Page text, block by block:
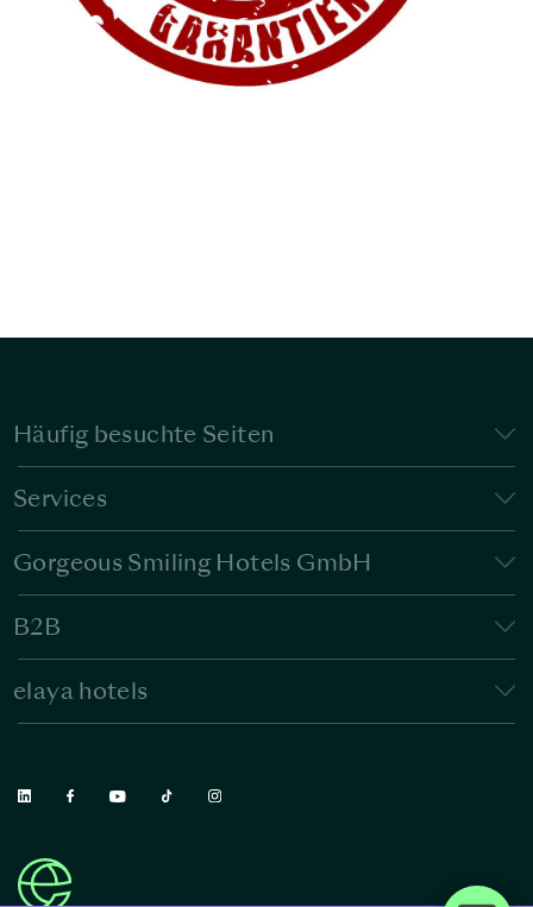
Häufig besuchte Seiten
Services
Gorgeous Smiling Hotels GmbH
B2B
elaya hotels